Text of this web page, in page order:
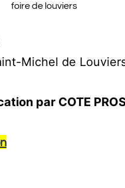
foire de louviers
Michel de
par COTE PROS